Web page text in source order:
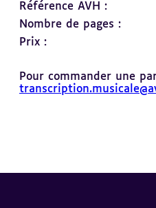
Référence AVH :
Nombre de pages :
Prix :
Pour commander une